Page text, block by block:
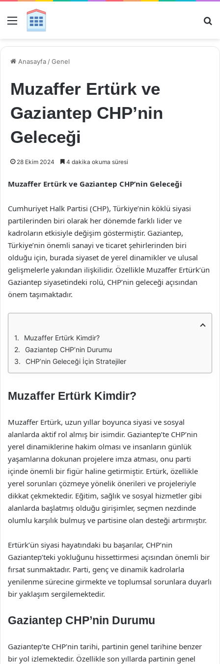
Menü
Anasayfa /Genel
Muzaffer Ertürk ve
Gaziantep CHP’nin
Geleceği
28 Ekim 2024 4 dakika okuma süresi
Muzaffer Ertürk ve Gaziantep CHP’nin Geleceği
Cumhuriyet Halk Partisi (CHP), Türkiye’nin köklü siyasi
partilerinden biri olarak her dönemde farklı lider ve
kadroların etkisiyle değişim göstermiştir. Gaziantep,
Türkiye’nin önemli sanayi ve ticaret şehirlerinden biri
olduğu için, burada siyaset de yerel dinamikler ve ulusal
gelişmelerle yakından ilişkilidir. Özellikle Muzaffer Ertürk’ün
Gaziantep siyasetindeki rolü, CHP’nin geleceği açısından
önem taşımaktadır.
Muzaffer Ertürk Kimdir?
Gaziantep CHP’nin Durumu
CHP’nin Geleceği İçin Stratejiler
Muzaffer Ertürk Kimdir?
Muzaffer Ertürk, uzun yıllar boyunca siyasi ve sosyal
alanlarda aktif rol almış bir isimdir. Gaziantep’te CHP’nin
yerel dinamiklerine hakim olması ve insanların günlük
yaşamlarına dokunan projelere imza atması, onu parti
içinde önemli bir figür haline getirmiştir. Ertürk, özellikle
yerel sorunları çözmeye yönelik önerileri ve projeleriyle
dikkat çekmektedir. Eğitim, sağlık ve sosyal hizmetler gibi
alanlarda başlatmış olduğu girişimler, seçmen nezdinde
olumlu karşılık bulmuş ve partisine olan desteği artırmıştır.
Ertürk’ün siyasi hayatındaki bu başarılar, CHP’nin
Gaziantep’teki yokluğunu hissettirmesi açısından önemli bir
fırsat sunmaktadır. Parti, genç ve dinamik kadrolarla
yenilenme sürecine girmekte ve toplumsal sorunlara duyarlı
bir yaklaşım sergilemektedir.
Gaziantep CHP’nin Durumu
Gaziantep’te CHP’nin tarihi, partinin genel tarihine benzer
bir yol izlemektedir. Özellikle son yıllarda partinin genel